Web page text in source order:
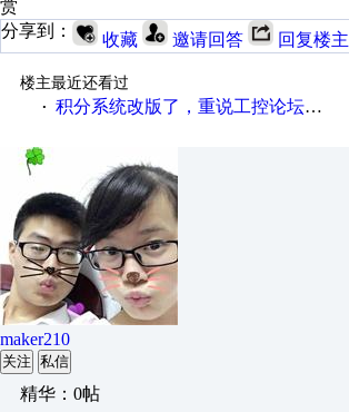
赏
分享到：
收藏 邀请回答 回复楼主
楼主最近还看过
· 积分系统改版了，重说工控论坛积分那点事儿……
maker210
关注 私信
精华：0帖